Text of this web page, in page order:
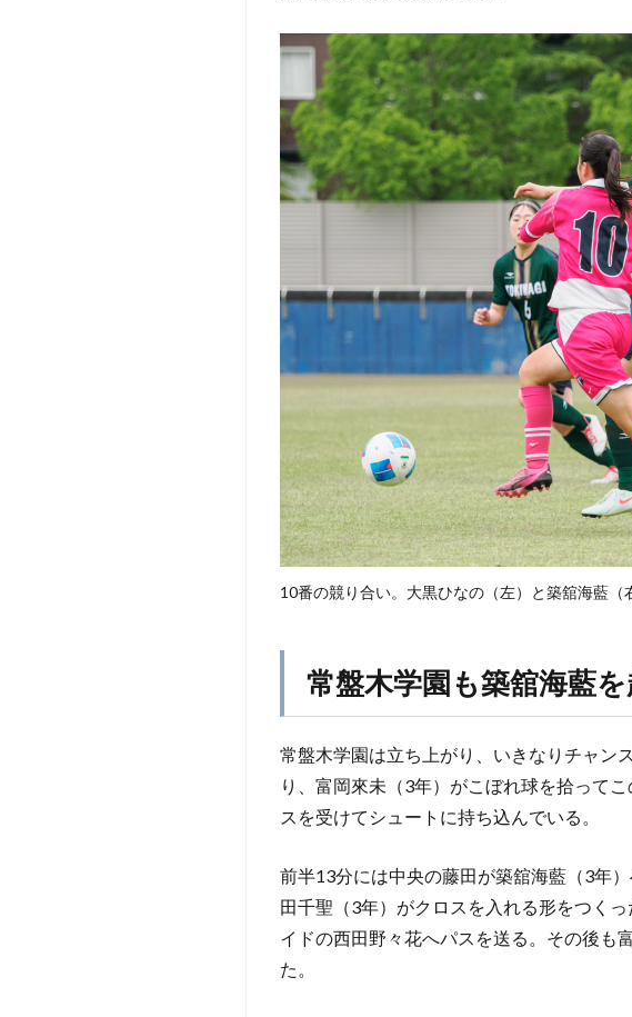
10番の競り合い。大黒ひなの（左）と築舘海藍（
常盤木学園も築舘海藍
常盤木学園は立ち上がり、いきなりチャン
り、富岡來未（3年）がこぼれ球を拾って
スを受けてシュートに持ち込んでいる。
前半13分には中央の藤田が築舘海藍（3年
田千聖（3年）がクロスを入れる形をつく
イドの西田野々花へパスを送る。その後も
た。